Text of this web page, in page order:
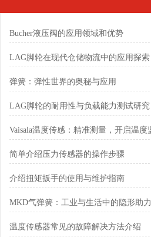
Bucher液压阀的应用领域和优势
LAG脚轮在现代仓储物流中的应用探索
弹簧：弹性世界的奥秘与应用
LAG脚轮的耐用性与负载能力测试研究
简单介绍压力传感器的操作步骤
介绍扭矩扳手的使用与维护指南
MKD气弹簧：工业与生活中的隐形助力
温度传感器常见的故障解决方法介绍